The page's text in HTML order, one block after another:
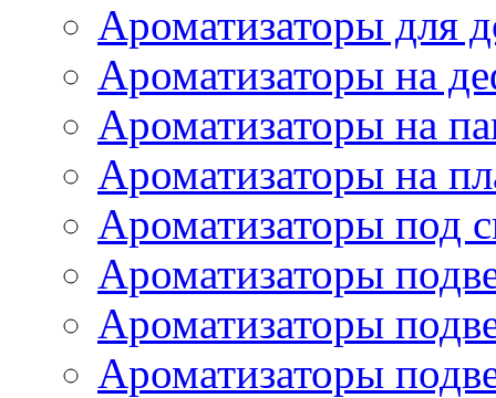
Ароматизаторы для
Ароматизаторы на
Ароматизаторы на
Ароматизаторы на
Ароматизаторы под
Ароматизаторы
Ароматизаторы
Ароматизаторы